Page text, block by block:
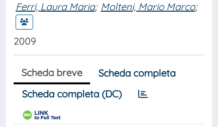
Ferri, Laura Maria; Molteni, Mario Marco;
2009
Scheda breve
Scheda completa
Scheda completa (DC)